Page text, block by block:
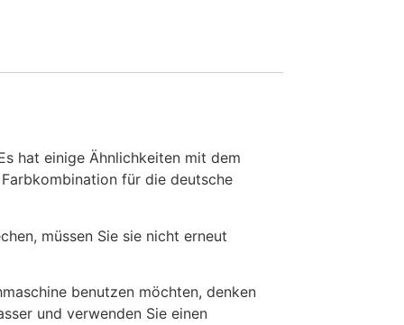
hat einige Ähnlichkeiten mit dem
für die deutsche
müssen Sie sie nicht erneut
benutzen möchten, denken
und verwenden Sie einen